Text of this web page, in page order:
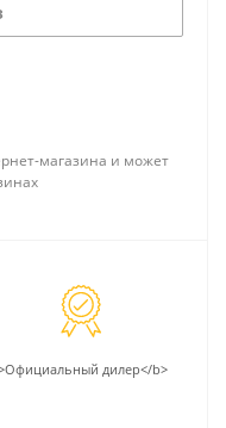
магазина и может
дилер</b>